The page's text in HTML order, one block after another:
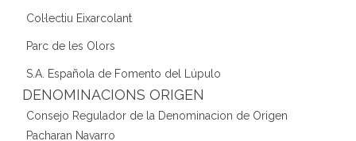
Col·lectiu Eixarcolant
Parc de les Olors
S.A. Española de Fomento del Lúpulo
DENOMINACIONS ORIGEN
Consejo Regulador de la Denominacion de Origen
Pacharan Navarro